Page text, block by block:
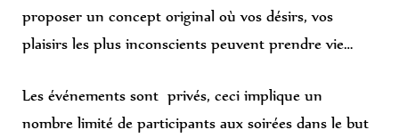
proposer un concept original où vos désirs, vos
plaisirs les plus inconscients peuvent prendre vie…
Les événements sont privés, ceci implique un
nombre limité de participants aux soirées dans le but